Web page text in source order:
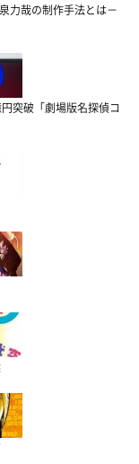
力哉の制作手法とは－
突破「劇場版名探偵コ